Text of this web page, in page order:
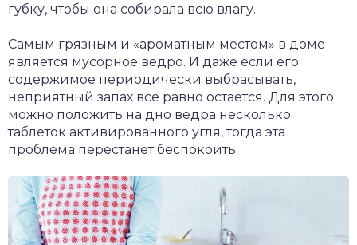
губку, чтобы она собирала всю влагу.
Самым грязным и «ароматным местом» в доме
является мусорное ведро. И даже если его
содержимое периодически выбрасывать,
неприятный запах все равно остается. Для этого
можно положить на дно ведра несколько
таблеток активированного угля, тогда эта
проблема перестанет беспокоить.